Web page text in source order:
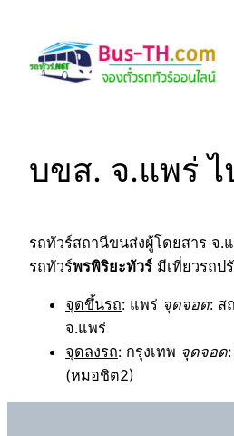
content
บขส. จ.แพร่ ไ
รถทัวร์สถานีขนส่งผู้โดยสาร จ.
รถทัวร์พรพิริยะทัวร์ มีเที่ยวรถป
จุดขึ้นรถ: แพร่ จุดจอด: ส
จ.แพร่
จุดลงรถ: กรุงเทพ จุดจอด
(หมอชิต2)